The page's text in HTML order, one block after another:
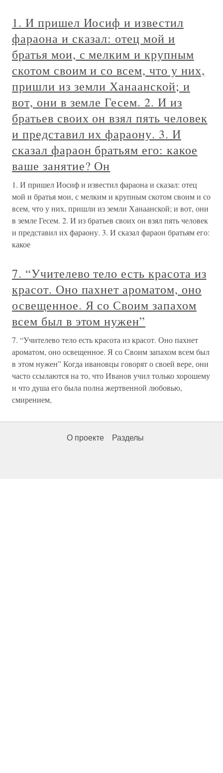
1. И пришел Иосиф и известил
фараона и сказал: отец мой и
братья мои, с мелким и крупным
скотом своим и со всем, что у них,
пришли из земли Ханаанской; и
вот, они в земле Гесем. 2. И из
братьев своих он взял пять человек
и представил их фараону. 3. И
сказал фараон братьям его: какое
ваше занятие? Он
1. И пришел Иосиф и известил фараона и сказал: отец
мой и братья мои, с мелким и крупным скотом своим и со
всем, что у них, пришли из земли Ханаанской; и вот, они
в земле Гесем. 2. И из братьев своих он взял пять человек
и представил их фараону. 3. И сказал фараон братьям его:
какое
7. “Учителево тело есть красота из
красот. Оно пахнет ароматом, оно
освещенное. Я со Своим запахом
всем был в этом нужен”
7. “Учителево тело есть красота из красот. Оно пахнет
ароматом, оно освещенное. Я со Своим запахом всем был
в этом нужен” Когда ивановцы говорят о своей вере, они
часто ссылаются на то, что Иванов учил только хорошему
и что душа его была полна жертвенной любовью,
смирением,
О проекте Разделы